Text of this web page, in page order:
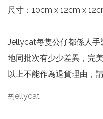
尺寸：10cm x 12cm x
Jellycat每隻公仔都係人手
地同批次有少少差異，完
以上不能作為退貨理由，
jellycat